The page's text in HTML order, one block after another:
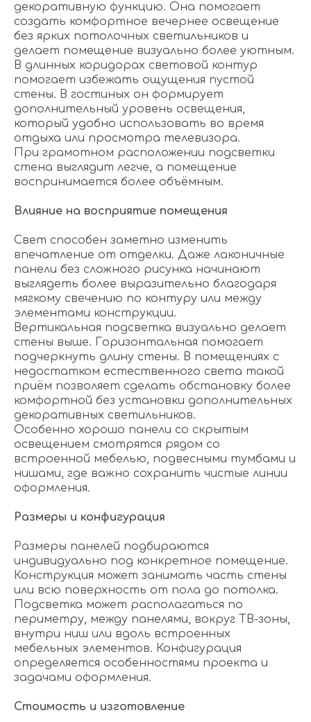
декоративную функцию. Она помогает
создать комфортное вечернее освещение
без ярких потолочных светильников и
делает помещение визуально более уютным.
В длинных коридорах световой контур
помогает избежать ощущения пустой
стены. В гостиных он формирует
дополнительный уровень освещения,
который удобно использовать во время
отдыха или просмотра телевизора.
При грамотном расположении подсветки
стена выглядит легче, а помещение
воспринимается более объёмным.
Влияние на восприятие помещения
Свет способен заметно изменить
впечатление от отделки. Даже лаконичные
панели без сложного рисунка начинают
выглядеть более выразительно благодаря
мягкому свечению по контуру или между
элементами конструкции.
Вертикальная подсветка визуально делает
стены выше. Горизонтальная помогает
подчеркнуть длину стены. В помещениях с
недостатком естественного света такой
приём позволяет сделать обстановку более
комфортной без установки дополнительных
декоративных светильников.
Особенно хорошо панели со скрытым
освещением смотрятся рядом со
встроенной мебелью, подвесными тумбами и
нишами, где важно сохранить чистые линии
оформления.
Размеры и конфигурация
Размеры панелей подбираются
индивидуально под конкретное помещение.
Конструкция может занимать часть стены
или всю поверхность от пола до потолка.
Подсветка может располагаться по
периметру, между панелями, вокруг ТВ-зоны,
внутри ниш или вдоль встроенных
мебельных элементов. Конфигурация
определяется особенностями проекта и
задачами оформления.
Стоимость и изготовление